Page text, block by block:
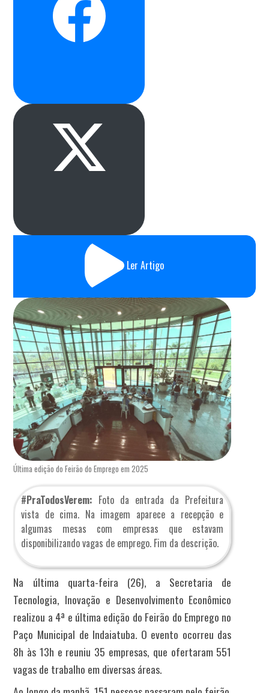
Ler Artigo
Última edição do Feirão do Emprego em 2025
#PraTodosVerem: Foto da entrada da Prefeitura
vista de cima. Na imagem aparece a recepção e
algumas mesas com empresas que estavam
disponibilizando vagas de emprego. Fim da descrição.
Na última quarta-feira (26), a Secretaria de
Tecnologia, Inovação e Desenvolvimento Econômico
realizou a 4ª e última edição do Feirão do Emprego no
Paço Municipal de Indaiatuba. O evento ocorreu das
8h às 13h e reuniu 35 empresas, que ofertaram 551
vagas de trabalho em diversas áreas.